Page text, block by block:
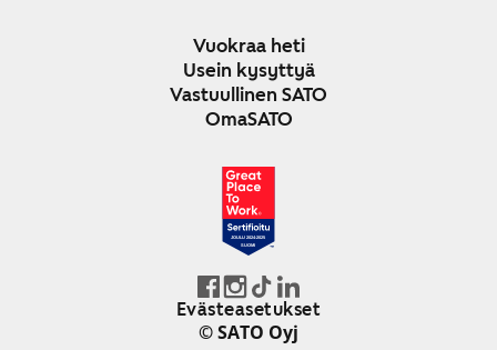
Vuokraa heti
Usein kysyttyä
Vastuullinen SATO
OmaSATO
JOULU 2024-2025
SUOMI
Evästeasetukset
© SATO Oyj